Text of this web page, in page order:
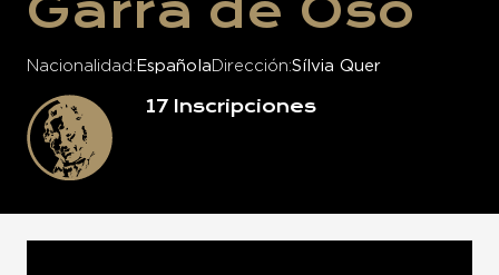
Garra de Oso
Nacionalidad Española Dirección Sílvia Quer
17 Inscripciones